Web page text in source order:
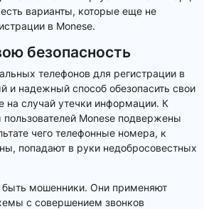
варианты, которые еще не
в Monese.
безопасность
телефонов для регистрации в
и надежный способ обезопасить свои
на случай утечки информации. К
Monese подвержены
чего телефонные номера, к
попадают в руки недобросовестных
быть мошенники. Они применяют
с совершением звонков